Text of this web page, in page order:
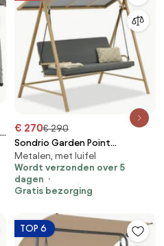
€ 270€ 290
Sondrio Garden Point
tuinschommel
Metalen, met luifel
Wordt verzonden over 5
dagen
Gratis bezorging
TOP 6